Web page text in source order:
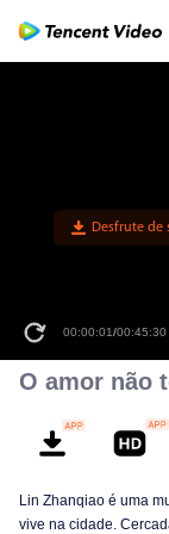
Desfrute de
00:00:01/00:45:30
O amor não
Lin Zhanqiao é uma
vive na cidade.